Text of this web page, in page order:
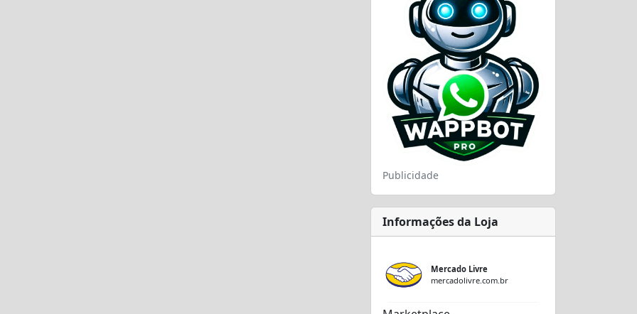
Publicidade
Informações da Loja
Mercado Livre
mercadolivre.com.br